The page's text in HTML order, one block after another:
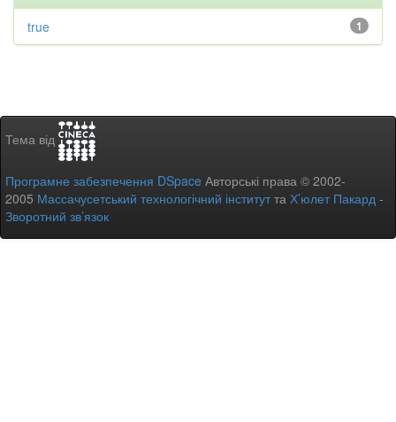
1
true
Тема від
Програмне забезпечення DSpace Авторські права © 2002-
2005 Массачусетський технологічний інститутта Х’юлет Пакард -
Зворотний зв’язок